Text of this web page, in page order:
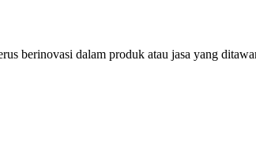
berinovasi dalam produk atau jasa yang